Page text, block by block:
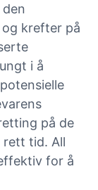
krefter på
i å
på de
rett tid. All
for å